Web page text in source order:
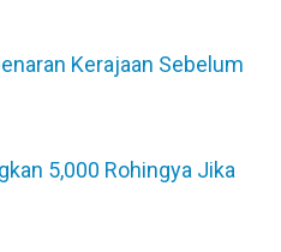
Kerajaan Sebelum
5,000 Rohingya Jika